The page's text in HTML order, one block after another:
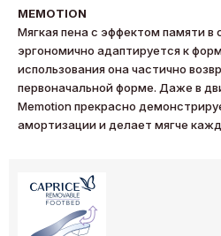
MEMOTION
Мягкая пена с эффектом памяти в
эргономично адаптируется к
использования она частично
первоначальной форме. Даже в
Memotion прекрасно
амортизации и делает мягче